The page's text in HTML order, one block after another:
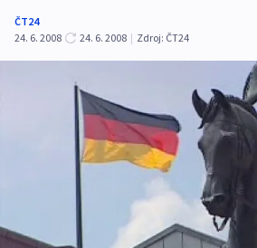
ČT24
24. 6. 2008
24. 6. 2008 | Zdroj: ČT24